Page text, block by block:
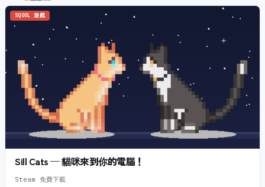
SQOOL 遊戲
Sill Cats — 貓咪來到你的電腦！
Steam 免費下載